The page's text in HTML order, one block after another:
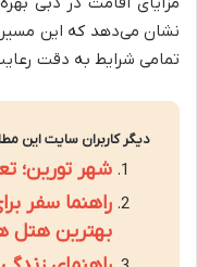
نشان می‌دهد که این
تمامی شرایط به دقت
دیگر کاربران سایت این
شهر تورین؛
راهنما سفر
بهترین هتل